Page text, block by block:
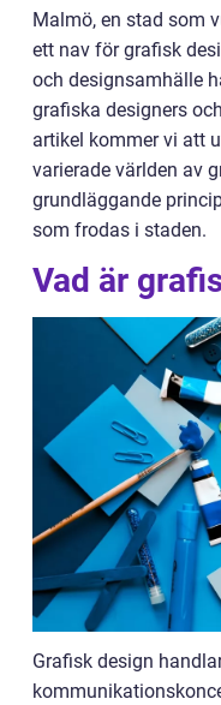
Malmö, en stad som
ett nav för grafisk
och designsamhälle
grafiska designers
artikel kommer vi att
varierade världen av
grundläggande
som frodas i staden.
Vad är
Grafisk design